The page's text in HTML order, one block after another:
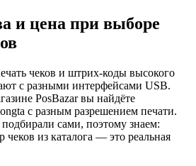
и цена при выборе
чеков и штрих-коды высокого
с разными интерфейсами USB.
PosBazar вы найдёте
с разным разрешением печати.
сами, поэтому знаем:
из каталога — это реальная